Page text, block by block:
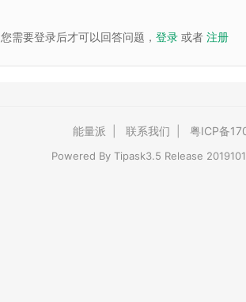
您需要登录后才可以回答问题， 登录 或者 注册
能量派 联系我们 粤ICP备
Powered By Tipask3.5 Release